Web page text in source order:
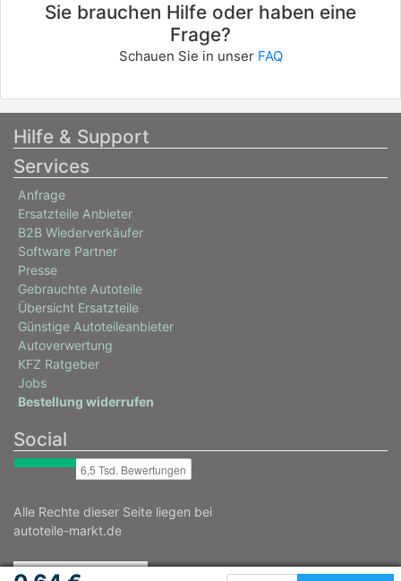
Sie brauchen Hilfe oder haben eine
Frage?
Schauen Sie in unser FAQ
Hilfe & Support
Services
Anfrage
Ersatzteile Anbieter
B2B Wiederverkäufer
Software Partner
Presse
Gebrauchte Autoteile
Übersicht Ersatzteile
Günstige Autoteileanbieter
Autoverwertung
KFZ Ratgeber
Jobs
Bestellung widerrufen
Social
Alle Rechte dieser Seite liegen bei
autoteile-markt.de